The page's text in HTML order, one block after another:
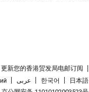
更新您的香港贸发局电邮订阅
عربى 한국어
日本語